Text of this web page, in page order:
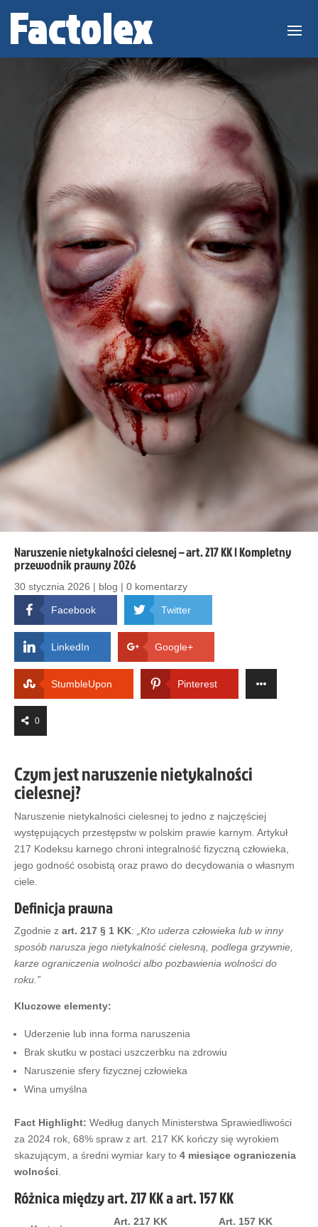
Naruszenie nietykalności cielesnej – art. 217 KK | Kompletny
przewodnik prawny 2026
30 stycznia 2026 | blog | 0 komentarzy
Facebook Twitter
LinkedIn Google+
StumbleUpon Pinterest
0
Czym jest naruszenie nietykalności
cielesnej?
Naruszenie nietykalności cielesnej to jedno z najczęściej
występujących przestępstw w polskim prawie karnym. Artykuł
217 Kodeksu karnego chroni integralność fizyczną człowieka,
jego godność osobistą oraz prawo do decydowania o własnym
ciele.
Definicja prawna
Zgodnie z art. 217 § 1 KK: „Kto uderza człowieka lub w inny
sposób narusza jego nietykalność cielesną, podlega grzywnie,
karze ograniczenia wolności albo pozbawienia wolności do
roku.”
Kluczowe elementy:
Uderzenie lub inna forma naruszenia
Brak skutku w postaci uszczerbku na zdrowiu
Naruszenie sfery fizycznej człowieka
Wina umyślna
Fact Highlight: Według danych Ministerstwa Sprawiedliwości
za 2024 rok, 68% spraw z art. 217 KK kończy się wyrokiem
skazującym, a średni wymiar kary to 4 miesiące ograniczenia
wolności.
Różnica między art. 217 KK a art. 157 KK
Art. 217 KK
Art. 157 KK